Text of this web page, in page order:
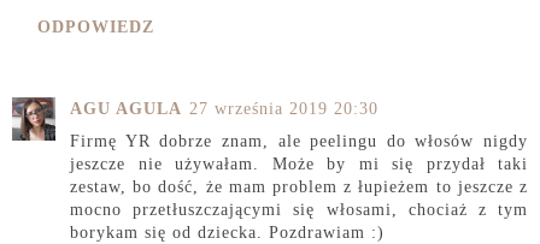
ODPOWIEDZ
AGU AGULA 27 września 2019 20:30
Firmę YR dobrze znam, ale peelingu do włosów nigdy
jeszcze nie używałam. Może by mi się przydał taki
zestaw, bo dość, że mam problem z łupieżem to jeszcze z
mocno przetłuszczającymi się włosami, chociaż z tym
borykam się od dziecka. Pozdrawiam :)